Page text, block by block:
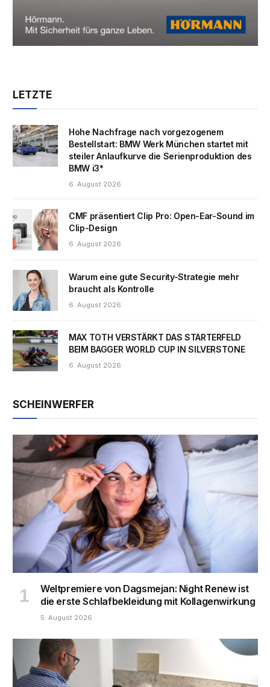
LETZTE
Hohe Nachfrage nach vorgezogenem
Bestellstart: BMW Werk München startet mit
steiler Anlaufkurve die Serienproduktion des
BMW i3*
6. August 2026
CMF präsentiert Clip Pro: Open-Ear-Sound im
Clip-Design
6. August 2026
Warum eine gute Security-Strategie mehr
braucht als Kontrolle
6. August 2026
MAX TOTH VERSTÄRKT DAS STARTERFELD
BEIM BAGGER WORLD CUP IN SILVERSTONE
6. August 2026
SCHEINWERFER
Weltpremiere von Dagsmejan: Night Renew ist
die erste Schlafbekleidung mit Kollagenwirkung
5. August 2026